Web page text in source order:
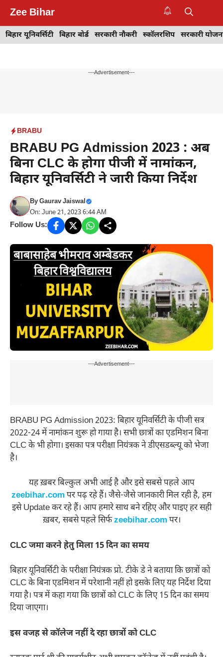
content
Zee Bihar
बिहार यूनिवर्सिटी बिहार बोर्ड सरकारी नौकरी स्कॉलरशिप सरकारी
---Advertisement---
BRABU
BRABU PG Admission 2023 : अब
बिना CLC के होगा पीजी में नामांकन,
बिहार यूनिवर्सिटी ने जारी किया निर्देश
ByGaurav Jaiswal
On: June 21, 2023 6:44 AM
Follow Us:
---Advertisement---
BRABU PG Admission 2023: बिहार यूनिवर्सिटी के पीजी सत्र
2022-24 में नामांकन शुरू हो गाया है। सभी छात्रों का एडमिशन बिना
CLC के भी होगा। इसका पत्र परीक्षा नियंत्रक ने डीएसडब्ल्यू को भेजा
है।
यह ख़बर बिल्कुल अभी आई है और इसे सबसे पहले आप
zeebihar.com पर पढ़ रहे हैं। जैसे-जैसे जानकारी मिल रही है, हम
इसे Update कर रहे हैं। आप हमारे साथ बने रहिए और पाइए हर सही
ख़बर, सबसे पहले सिर्फzeebihar.com पर।
CLC जमा करने हेतु मिला 15 दिन का समय
बिहार यूनिवर्सिटी के परीक्षा नियंत्रक प्रो. टीके डे ने बताया कि छात्रों को
CLC के बिना एडमिशन में परेशानी नहीं हो इसके लिए यह निर्देश दिया
गया है। पत्र में कहा गया कि छात्रों को CLC के लिए 15 दिन का समय
दिया जाएगा।
इस वजह से कॉलेज नहीं दे रहा छात्रों को CLC